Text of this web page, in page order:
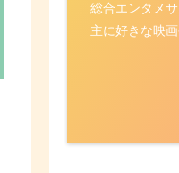
総合エンタメ
主に好きな映